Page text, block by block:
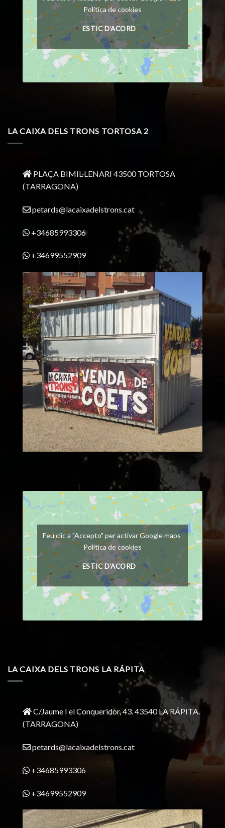
Política de cookies
ESTIC D'ACORD
LA CAIXA DELS TRONS TORTOSA 2
PLAÇA BIMIL·LENARI 43500 TORTOSA
(TARRAGONA)
petards@lacaixadelstrons.cat
+34685993306
+34699552909
Feu clic a "Accepto" per activar Google maps
Política de cookies
ESTIC D'ACORD
LA CAIXA DELS TRONS LA RÁPITA
C/Jaume I el Conqueridor, 43.43540 LA RÁPITA.
(TARRAGONA)
petards@lacaixadelstrons.cat
+34685993306
+34699552909